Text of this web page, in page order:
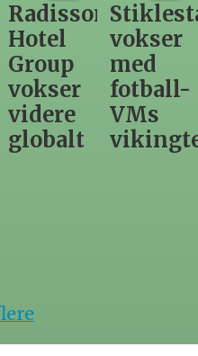
Stiklestad
vokser
med
fotball-
VMs
vikingtematikk
Fra
direktør
til
nytt